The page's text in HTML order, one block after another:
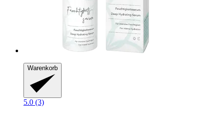
Warenkorb
5.0 (3)